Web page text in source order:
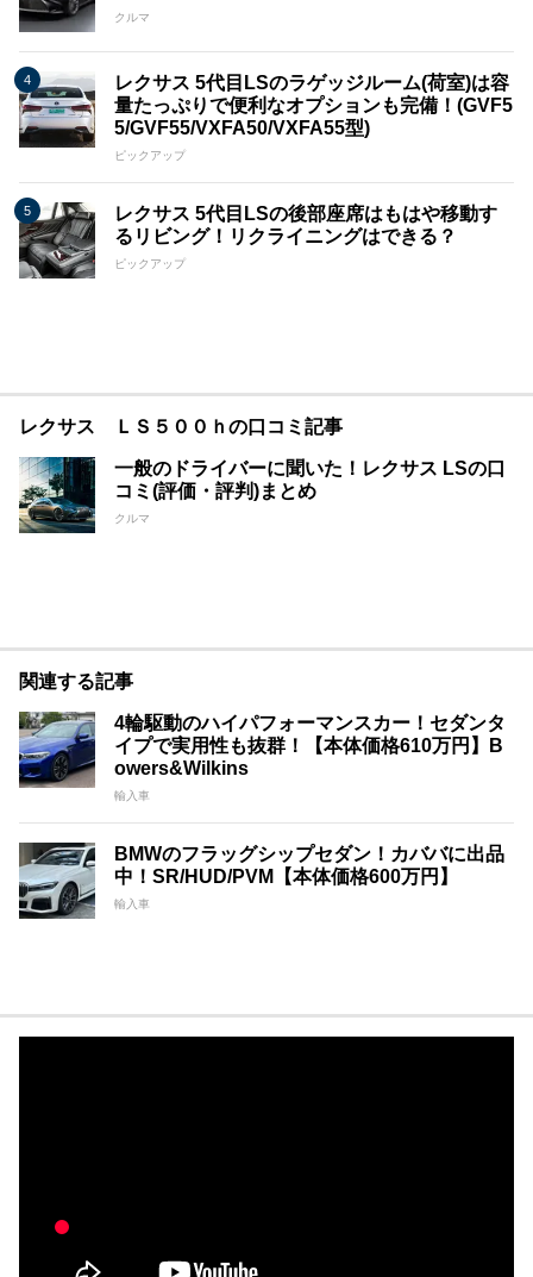
クルマ
レクサス 5代目LSのラゲッジルーム(荷室)は容
量たっぷりで便利なオプションも完備！(GVF5
5/GVF55/VXFA50/VXFA55型)
ピックアップ
レクサス 5代目LSの後部座席はもはや移動す
るリビング！リクライニングはできる？
ピックアップ
レクサス ＬＳ５００ｈの口コミ記事
一般のドライバーに聞いた！レクサス LSの口
コミ(評価・評判)まとめ
クルマ
関連する記事
4輪駆動のハイパフォーマンスカー！セダンタ
イプで実用性も抜群！【本体価格610万円】B
owers&Wilkins
輸入車
BMWのフラッグシップセダン！カババに出品
中！SR/HUD/PVM【本体価格600万円】
輸入車